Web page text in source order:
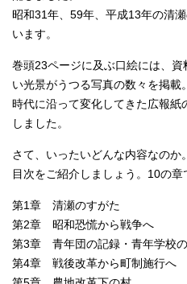
昭和31年、59年、平成13年の清
います。
巻頭23ページに及ぶ口絵には、
い光景がうつる写真の数々を掲載。
時代に沿って変化してきた広報
しました。
さて、いったいどんな内容なのか。
目次をご紹介しましょう。10の章
第1章 清瀬のすがた
第2章 昭和恐慌から戦争へ
第3章 青年団の記録・青年学校
第4章 戦後改革から町制施行へ